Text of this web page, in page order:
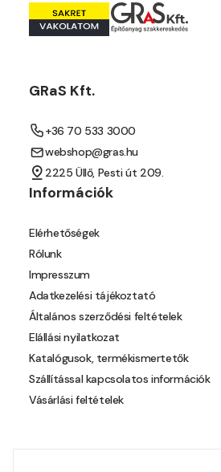
GRaS Kft.
+36 70 533 3000
webshop@gras.hu
2225 Üllő, Pesti út 209.
Információk
Elérhetőségek
Rólunk
Impresszum
Adatkezelési tájékoztató
Általános szerződési feltételek
Elállási nyilatkozat
Katalógusok, termékismertetők
Szállítással kapcsolatos információk
Vásárlási feltételek